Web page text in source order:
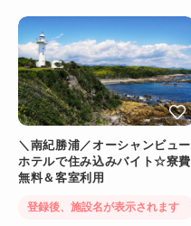
＼南紀勝浦／オーシャンビュー
ホテルで住み込みバイト☆寮費
無料＆客室利用
登録後、施設名が表示されます